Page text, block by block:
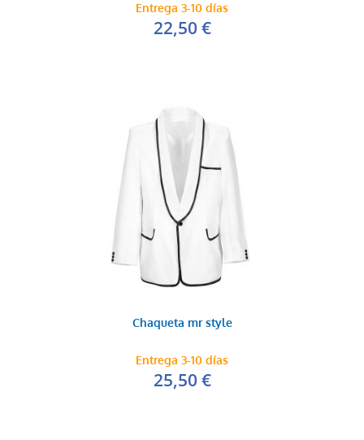
Entrega 3-10 días
22,50 €
Chaqueta mr style
Entrega 3-10 días
25,50 €